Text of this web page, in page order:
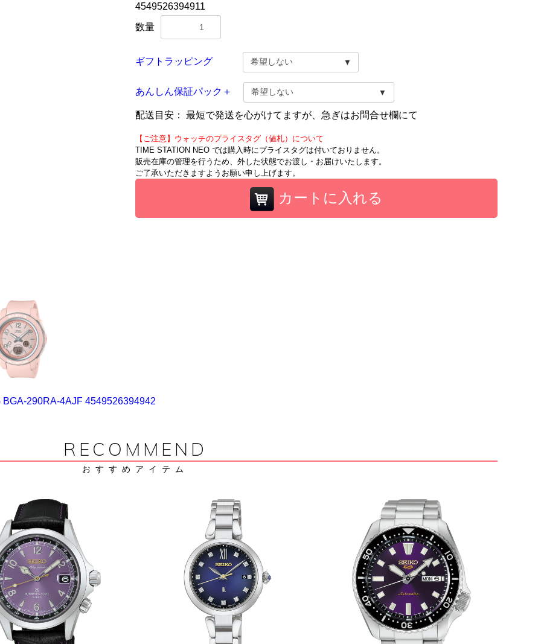
4549526394911
数量
ギフトラッピング
あんしん保証パック＋
配送目安： 最短で発送を心がけてますが、急ぎはお問合せ欄にて
【ご注意】ウォッチのプライスタグ（値札）について
TIME STATION NEO では購入時にプライスタグは付いておりません。
販売在庫の管理を行うため、外した状態でお渡し・お届けいたします。
ご了承いただきますようお願い申し上げます。
カートに入れる
BGA-290RA-4AJF 4549526394942
RECOMMEND
おすすめアイテム